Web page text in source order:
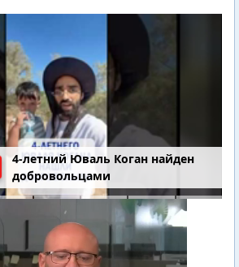
4-летний Юваль Коган найден
добровольцами